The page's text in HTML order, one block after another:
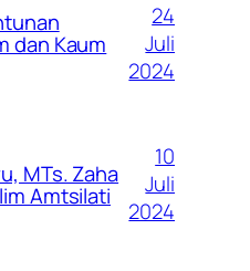
dan Kaum
24
Juli
2024
MTs. Zaha
Amtsilati
10
Juli
2024